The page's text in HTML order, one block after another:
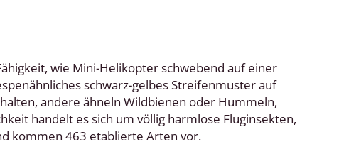
wie Mini-Helikopter schwebend auf einer
schwarz-gelbes Streifenmuster auf
andere ähneln Wildbienen oder Hummeln,
handelt es sich um völlig harmlose Fluginsekten,
kommen 463 etablierte Arten vor.